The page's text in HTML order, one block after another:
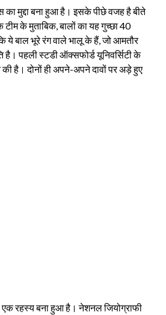
का मुद्दा बना हुआ है। इसके पीछे वजह है बीते
टीम के मुताबिक, बालों का यह गुच्छा 40
ये बाल भूरे रंग वाले भालू के हैं, जो आमतौर
है। पहली स्टडी ऑक्सफोर्ड यूनिवर्सिटी के
है। दोनों ही अपने-अपने दावों पर अड़े हुए
एक रहस्य बना हुआ है। नेशनल जियोग्राफी